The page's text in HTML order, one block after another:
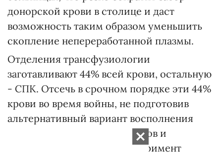
донорской крови в столице и даст
возможность таким образом уменьшить
скопление непереработанной плазмы.
Отделения трансфузиологии
заготавливают 44% всей крови, остальную
- СПК. Отсечь в срочном порядке эти 44%
крови во время войны, не подготовив
альтернативный вариант восполнения
запасов крови, ее компонентов и
препаратов в стране, - эксперимент